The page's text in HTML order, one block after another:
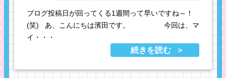
ブログ投稿日が回ってくる1週間って早いですね～！
(笑) あ、こんにちは濱田です。 今回は、マ
イ・・・
続きを読む